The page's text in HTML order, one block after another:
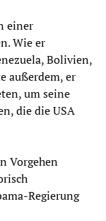
einer
Wie er
Bolivien,
außerdem, er
um seine
die die USA
Vorgehen
Regierung